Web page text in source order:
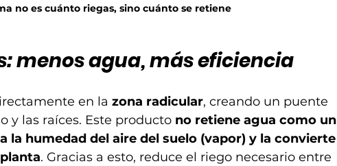
no es cuánto riegas, sino cuánto se retiene
menos agua, más eficiencia
en la zona radicular, creando un puente
y las raíces. Este producto no retiene agua como un
la humedad del aire del suelo (vapor) y la convierte
. Gracias a esto, reduce el riego necesario entre